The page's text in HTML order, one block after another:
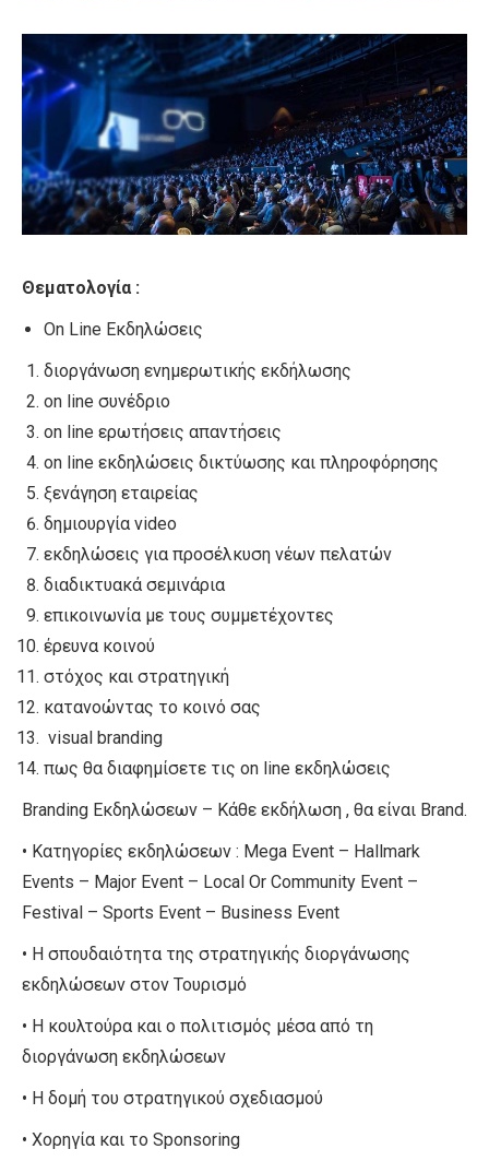
Θεματολογία :
On Line Εκδηλώσεις
διοργάνωση ενημερωτικής εκδήλωσης
on line συνέδριο
on line ερωτήσεις απαντήσεις
on line εκδηλώσεις δικτύωσης και πληροφόρησης
ξενάγηση εταιρείας
δημιουργία video
εκδηλώσεις για προσέλκυση νέων πελατών
διαδικτυακά σεμινάρια
επικοινωνία με τους συμμετέχοντες
έρευνα κοινού
στόχος και στρατηγική
κατανοώντας το κοινό σας
visual branding
πως θα διαφημίσετε τις on line εκδηλώσεις
Branding Εκδηλώσεων – Κάθε εκδήλωση , θα είναι Brand.
• Κατηγορίες εκδηλώσεων : Μega Event – Hallmark
Events – Major Event – Local Or Community Event –
Festival – Sports Event – Business Event
• Η σπουδαιότητα της στρατηγικής διοργάνωσης
εκδηλώσεων στον Τουρισμό
• Η κουλτούρα και ο πολιτισμός μέσα από τη
διοργάνωση εκδηλώσεων
• Η δομή του στρατηγικού σχεδιασμού
• Xoρηγία και το Sponsoring